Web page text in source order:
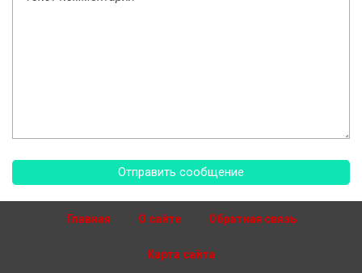
Главная О сайте Обратная связь
Карта сайта